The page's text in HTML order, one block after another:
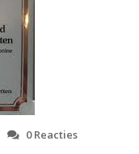
0 Reacties